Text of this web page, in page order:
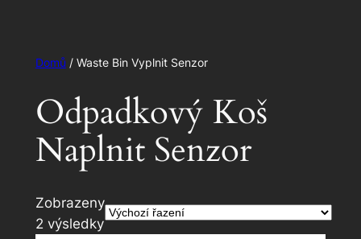
Domů / Waste Bin Vyplnit Senzor
Odpadkový Koš
Naplnit Senzor
Zobrazeny
2 výsledky